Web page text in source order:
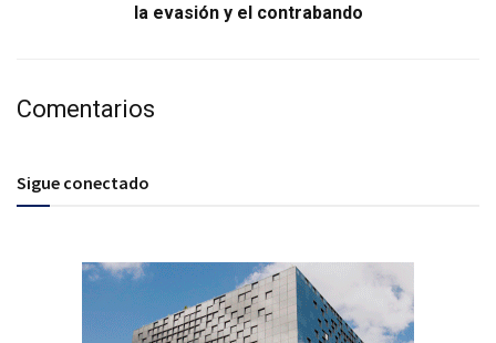
la evasión y el contrabando
Comentarios
Sigue conectado